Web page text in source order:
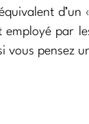
d’un
par
vous pensez